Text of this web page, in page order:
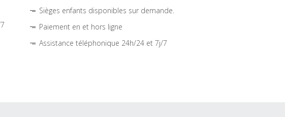
Sièges enfants disponibles sur demande.
Paiement en et hors ligne
Assistance téléphonique 24h/24 et 7j/7